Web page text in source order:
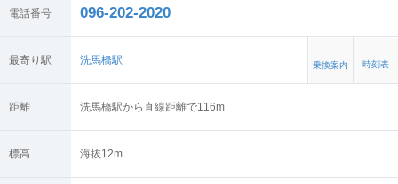
電話番号 096-202-2020
最寄り駅 洗馬橋駅 乗換案内 時刻表
距離 洗馬橋駅から直線距離で116m
標高 海抜12m